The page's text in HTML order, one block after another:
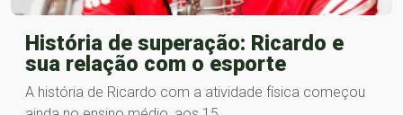
História de superação: Ricardo e
sua relação com o esporte
A história de Ricardo com a atividade física começou